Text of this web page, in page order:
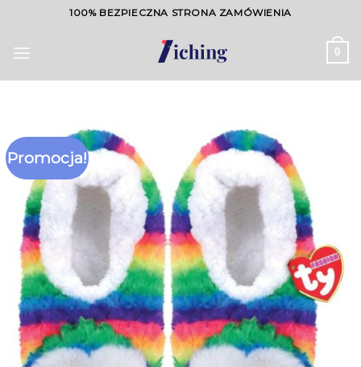
content
100% BEZPIECZNA STRONA ZAMÓWIENIA
0
Promocja!